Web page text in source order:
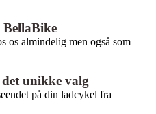
unikke valg